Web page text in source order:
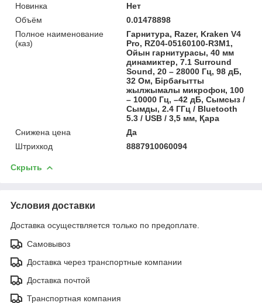
Новинка
Нет
Объём
0.01478898
Полное наименование
(каз)
Гарнитура, Razer, Kraken V4
Pro, RZ04-05160100-R3M1,
Ойын гарнитурасы, 40 мм
динамиктер, 7.1 Surround
Sound, 20 – 28000 Гц, 98 дБ,
32 Ом, Бірбағытты
жылжымалы микрофон, 100
– 10000 Гц, –42 дБ, Сымсыз /
Сымды, 2.4 ГГц / Bluetooth
5.3 / USB / 3,5 мм, Қара
Снижена цена
Да
Штрихкод
8887910060094
Скрыть
Условия доставки
Доставка осуществляется только по предоплате.
Самовывоз
Доставка через транспортные компании
Доставка почтой
Транспортная компания